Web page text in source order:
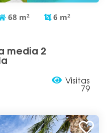
68 m2 6 m2
media 2
Visitas
79